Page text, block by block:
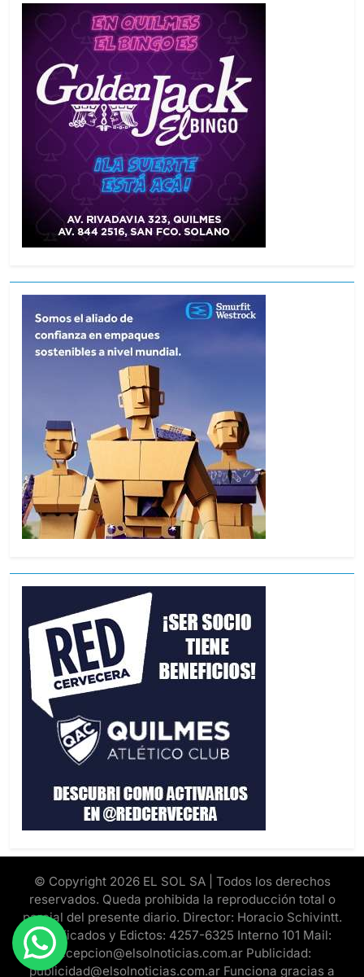
© Copyright 2026 EL SOL SA | Todos los derechos
reservados. Queda prohibida la reproducción total o
parcial del presente diario. Director: Horacio Schivintt.
Clasificados y Edictos: 4257-6325 Interno 101 Mail:
recepcion@elsolnoticias.com.ar Publicidad:
publicidad@elsolnoticias.com.ar Funciona gracias a